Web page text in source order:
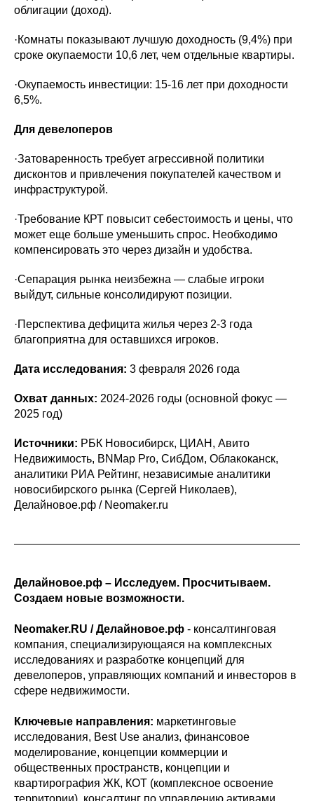
облигации (доход).
·Комнаты показывают лучшую доходность (9,4%) при
сроке окупаемости 10,6 лет, чем отдельные квартиры.
·Окупаемость инвестиции: 15-16 лет при доходности
6,5%.
Для девелоперов
·Затоваренность требует агрессивной политики
дисконтов и привлечения покупателей качеством и
инфраструктурой.
·Требование КРТ повысит себестоимость и цены, что
может еще больше уменьшить спрос. Необходимо
компенсировать это через дизайн и удобства.
·Сепарация рынка неизбежна — слабые игроки
выйдут, сильные консолидируют позиции.
·Перспектива дефицита жилья через 2-3 года
благоприятна для оставшихся игроков.
Дата исследования: 3 февраля 2026 года
Охват данных: 2024-2026 годы (основной фокус —
2025 год)
Источники: РБК Новосибирск, ЦИАН, Авито
Недвижимость, BNMap Pro, СибДом, Облакоканск,
аналитики РИА Рейтинг, независимые аналитики
новосибирского рынка (Сергей Николаев),
Делайновое.рф / Neomaker.ru
Делайновое.рф – Исследуем. Просчитываем.
Создаем новые возможности.
Neomaker.RU / Делайновое.рф - консалтинговая
компания, специализирующаяся на комплексных
исследованиях и разработке концепций для
девелоперов, управляющих компаний и инвесторов в
сфере недвижимости.
Ключевые направления: маркетинговые
исследования, Best Use анализ, финансовое
моделирование, концепции коммерции и
общественных пространств, концепции и
квартирография ЖК, КОТ (комплексное освоение
территории), консалтинг по управлению активами.